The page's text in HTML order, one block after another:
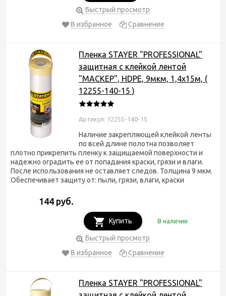
Быстрый просмотр
В избранное
Сравнение
Пленка STAYER "PROFESSIONAL"
защитная с клейкой лентой
"МАСКЕР", HDPE, 9мкм, 1,4х15м, (
12255-140-15 )
Артикул: 12255-140-15
Наличие закрепляющей клейкой ленты
по всей длине полотна позволяет
плотно прикрепить пленку к защищаемой поверхности и
надежно оградить ее от попадания краски, грязи и влаги.
После использования не оставляет следов. Толщина 9 мкм.
Обеспечивает защиту от: пыли, грязи, влаги, краски
144 руб.
Купить В наличии
Быстрый просмотр
В избранное
Сравнение
Пленка STAYER "PROFESSIONAL"